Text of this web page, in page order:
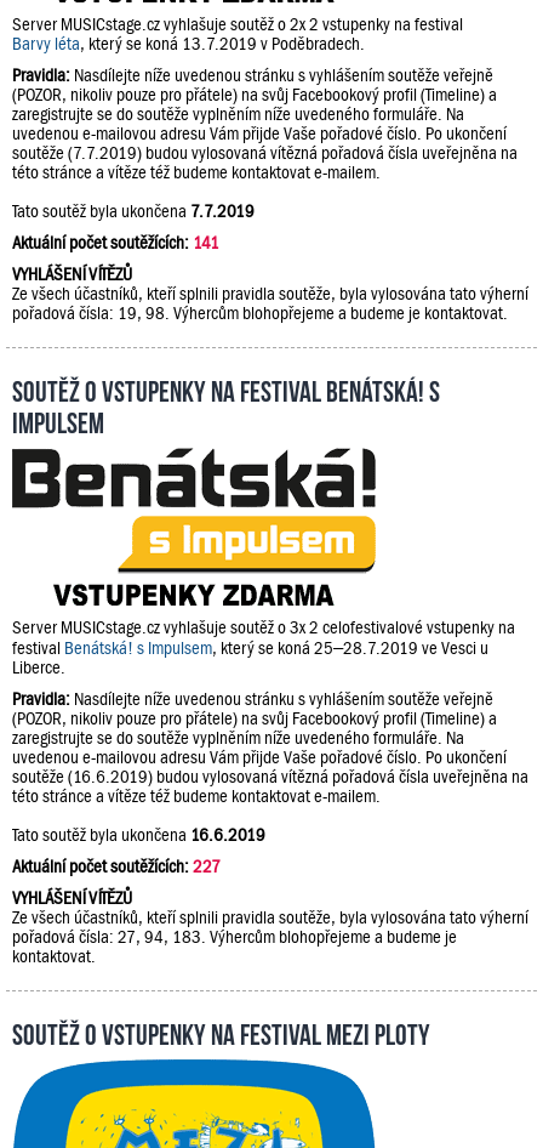
Server MUSICstage.cz vyhlašuje soutěž o 2x 2 vstupenky na festival
Barvy léta, který se koná 13.7.2019 v Poděbradech.
Pravidla: Nasdílejte níže uvedenou stránku s vyhlášením soutěže veřejně
(POZOR, nikoliv pouze pro přátele) na svůj Facebookový profil (Timeline) a
zaregistrujte se do soutěže vyplněním níže uvedeného formuláře. Na
uvedenou e-mailovou adresu Vám přijde Vaše pořadové číslo. Po ukončení
soutěže (7.7.2019) budou vylosovaná vítězná pořadová čísla uveřejněna na
této stránce a vítěze též budeme kontaktovat e-mailem.
Tato soutěž byla ukončena 7.7.2019
Aktuální počet soutěžících: 141
VYHLÁŠENÍ VÍTĚZŮ
Ze všech účastníků, kteří splnili pravidla soutěže, byla vylosována tato výherní
pořadová čísla: 19, 98. Výhercům blohopřejeme a budeme je kontaktovat.
Soutěž o vstupenky na festival Benátská! s
Impulsem
Server MUSICstage.cz vyhlašuje soutěž o 3x 2 celofestivalové vstupenky na
festival Benátská! s Impulsem, který se koná 25–28.7.2019 ve Vesci u
Liberce.
Pravidla: Nasdílejte níže uvedenou stránku s vyhlášením soutěže veřejně
(POZOR, nikoliv pouze pro přátele) na svůj Facebookový profil (Timeline) a
zaregistrujte se do soutěže vyplněním níže uvedeného formuláře. Na
uvedenou e-mailovou adresu Vám přijde Vaše pořadové číslo. Po ukončení
soutěže (16.6.2019) budou vylosovaná vítězná pořadová čísla uveřejněna na
této stránce a vítěze též budeme kontaktovat e-mailem.
Tato soutěž byla ukončena 16.6.2019
Aktuální počet soutěžících:227
VYHLÁŠENÍ VÍTĚZŮ
Ze všech účastníků, kteří splnili pravidla soutěže, byla vylosována tato výherní
pořadová čísla: 27, 94, 183. Výhercům blohopřejeme a budeme je
kontaktovat.
Soutěž o vstupenky na festival Mezi Ploty